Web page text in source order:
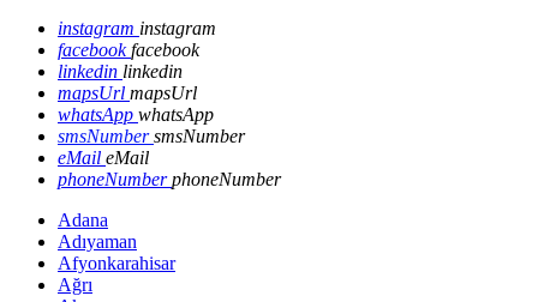
instagram instagram
facebookfacebook
linkedin linkedin
mapsUrl mapsUrl
whatsApp whatsApp
smsNumbersmsNumber
eMail eMail
phoneNumberphoneNumber
Adana
Adıyaman
Afyonkarahisar
Ağrı